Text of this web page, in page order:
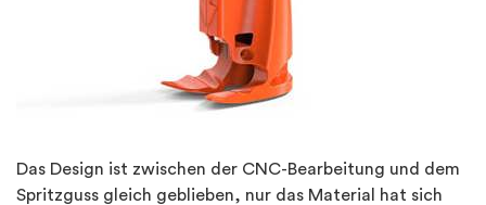
Das Design ist zwischen der CNC-Bearbeitung und dem
Spritzguss gleich geblieben, nur das Material hat sich